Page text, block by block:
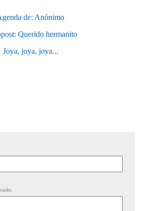
de: Anónimo
Querido hermanito
Joya, joya, joya...